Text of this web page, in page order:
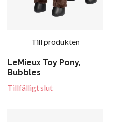
Till produkten
LeMieux Toy Pony,
Bubbles
Tillfälligt slut